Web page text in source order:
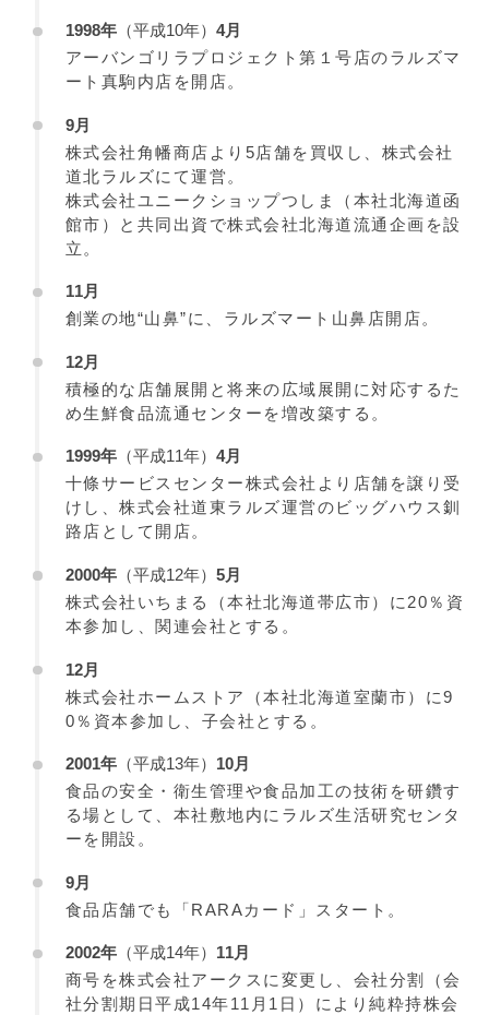
1998年（平成10年） 4月
アーバンゴリラプロジェクト第１号店のラルズマ
ート真駒内店を開店。
9月
株式会社角幡商店より5店舗を買収し、株式会社
道北ラルズにて運営。
株式会社ユニークショップつしま（本社北海道函
館市）と共同出資で株式会社北海道流通企画を設
立。
11月
創業の地“山鼻”に、ラルズマート山鼻店開店。
12月
積極的な店舗展開と将来の広域展開に対応するた
め生鮮食品流通センターを増改築する。
1999年（平成11年） 4月
十條サービスセンター株式会社より店舗を譲り受
けし、株式会社道東ラルズ運営のビッグハウス釧
路店として開店。
2000年（平成12年） 5月
株式会社いちまる（本社北海道帯広市）に20％資
本参加し、関連会社とする。
12月
株式会社ホームストア（本社北海道室蘭市）に9
0％資本参加し、子会社とする。
2001年（平成13年） 10月
食品の安全・衛生管理や食品加工の技術を研鑽す
る場として、本社敷地内にラルズ生活研究センタ
ーを開設。
9月
食品店舗でも「RARAカード」スタート。
2002年（平成14年） 11月
商号を株式会社アークスに変更し、会社分割（会
社分割期日平成14年11月1日）により純粋持株会